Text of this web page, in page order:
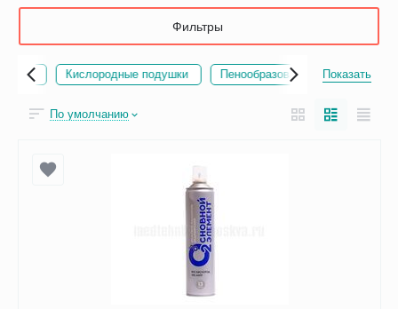
Фильтры
Кислородные подушки Пенообразователи Наборы
Показать
По умолчанию